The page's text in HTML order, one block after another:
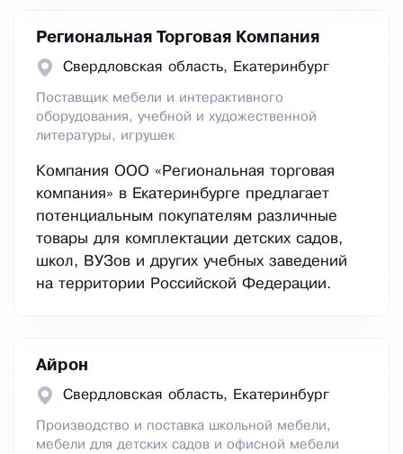
Региональная Торговая Компания
Свердловская область, Екатеринбург
Поставщик мебели и интерактивного
оборудования, учебной и художественной
литературы, игрушек
Компания ООО «Региональная торговая
компания» в Екатеринбурге предлагает
потенциальным покупателям различные
товары для комплектации детских садов,
школ, ВУЗов и других учебных заведений
на территории Российской Федерации.
Айрон
Свердловская область, Екатеринбург
Производство и поставка школьной мебели,
мебели для детских садов и офисной мебели